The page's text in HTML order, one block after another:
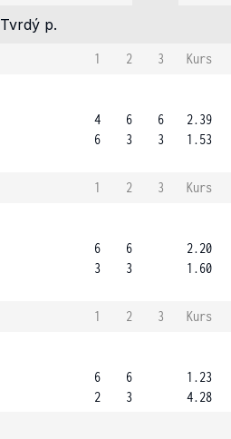
Tvrdý p.
1 2 3
Kurs
4
6
6
3
6
3
2.39
1.53
1 2 3
Kurs
6
3
6
3
2.20
1.60
1 2 3
Kurs
6
2
6
3
1.23
4.28